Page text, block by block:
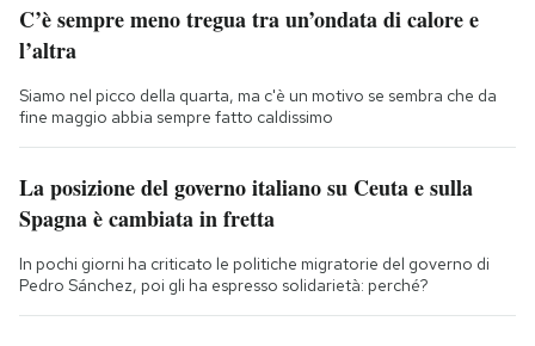
C’è sempre meno tregua tra un’ondata di calore e
l’altra
Siamo nel picco della quarta, ma c'è un motivo se sembra che da
fine maggio abbia sempre fatto caldissimo
La posizione del governo italiano su Ceuta e sulla
Spagna è cambiata in fretta
In pochi giorni ha criticato le politiche migratorie del governo di
Pedro Sánchez, poi gli ha espresso solidarietà: perché?